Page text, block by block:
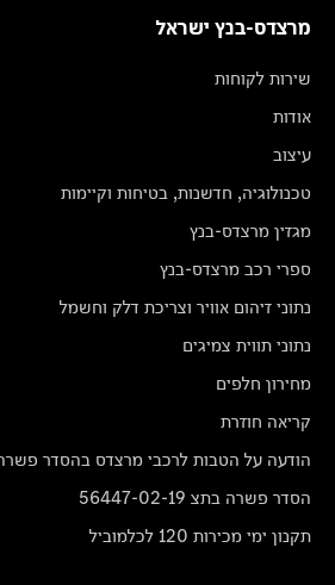
מרצדס-בנץ ישראל
שירות לקוחות
אודות
עיצוב
טכנולוגיה, חדשנות, בטיחות וקיימות
מגזין מרצדס-בנץ
ספרי רכב מרצדס-בנץ
נתוני זיהום אוויר וצריכת דלק וחשמל
נתוני תווית צמיגים
מחירון חלפים
קריאה חוזרת
הודעה על הטבות לרכבי מרצדס בהסדר פשרה בתצ
הסדר פשרה בתצ 56447-02-19
תקנון ימי מכירות 120 לכלמוביל